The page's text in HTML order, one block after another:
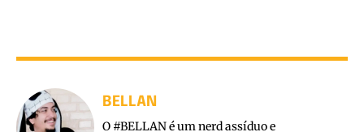
BELLAN
O #BELLAN é um nerd assíduo e